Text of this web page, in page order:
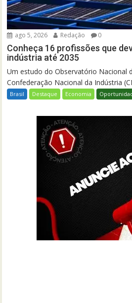
ago 5, 2026 Redação 0
Conheça 16 profissões que
indústria até 2035
Um estudo do Observatório Nacional
Confederação Nacional da Indústria
Brasil Destaque Economia